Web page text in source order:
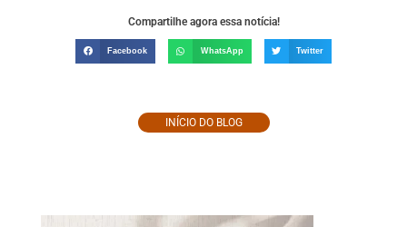
Compartilhe agora essa notícia!
Facebook WhatsApp Twitter
INÍCIO DO BLOG